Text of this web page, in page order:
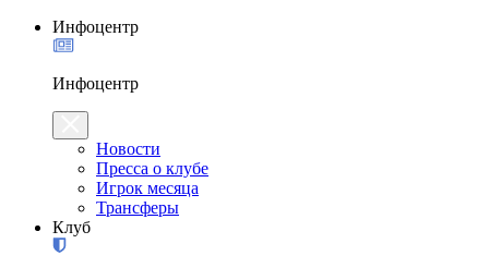
Инфоцентр
Инфоцентр
Новости
Пресса о клубе
Игрок месяца
Трансферы
Клуб